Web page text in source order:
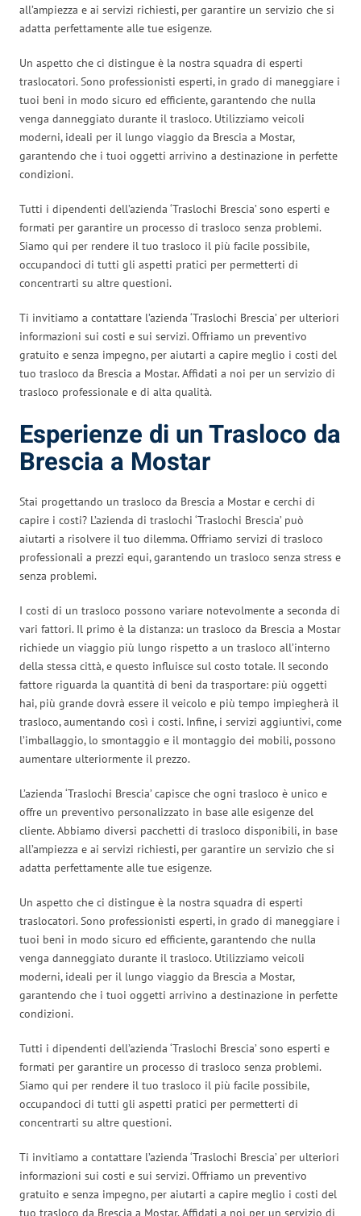
all’ampiezza e ai servizi richiesti, per garantire un servizio che si
adatta perfettamente alle tue esigenze.
Un aspetto che ci distingue è la nostra squadra di esperti
traslocatori. Sono professionisti esperti, in grado di maneggiare i
tuoi beni in modo sicuro ed efficiente, garantendo che nulla
venga danneggiato durante il trasloco. Utilizziamo veicoli
moderni, ideali per il lungo viaggio da Brescia a Mostar,
garantendo che i tuoi oggetti arrivino a destinazione in perfette
condizioni.
Tutti i dipendenti dell’azienda ‘Traslochi Brescia’ sono esperti e
formati per garantire un processo di trasloco senza problemi.
Siamo qui per rendere il tuo trasloco il più facile possibile,
occupandoci di tutti gli aspetti pratici per permetterti di
concentrarti su altre questioni.
Ti invitiamo a contattare l’azienda ‘Traslochi Brescia’ per ulteriori
informazioni sui costi e sui servizi. Offriamo un preventivo
gratuito e senza impegno, per aiutarti a capire meglio i costi del
tuo trasloco da Brescia a Mostar. Affidati a noi per un servizio di
trasloco professionale e di alta qualità.
Esperienze di un Trasloco da
Brescia a Mostar
Stai progettando un trasloco da Brescia a Mostar e cerchi di
capire i costi? L’azienda di traslochi ‘Traslochi Brescia’ può
aiutarti a risolvere il tuo dilemma. Offriamo servizi di trasloco
professionali a prezzi equi, garantendo un trasloco senza stress e
senza problemi.
I costi di un trasloco possono variare notevolmente a seconda di
vari fattori. Il primo è la distanza: un trasloco da Brescia a Mostar
richiede un viaggio più lungo rispetto a un trasloco all’interno
della stessa città, e questo influisce sul costo totale. Il secondo
fattore riguarda la quantità di beni da trasportare: più oggetti
hai, più grande dovrà essere il veicolo e più tempo impiegherà il
trasloco, aumentando così i costi. Infine, i servizi aggiuntivi, come
l’imballaggio, lo smontaggio e il montaggio dei mobili, possono
aumentare ulteriormente il prezzo.
L’azienda ‘Traslochi Brescia’ capisce che ogni trasloco è unico e
offre un preventivo personalizzato in base alle esigenze del
cliente. Abbiamo diversi pacchetti di trasloco disponibili, in base
all’ampiezza e ai servizi richiesti, per garantire un servizio che si
adatta perfettamente alle tue esigenze.
Un aspetto che ci distingue è la nostra squadra di esperti
traslocatori. Sono professionisti esperti, in grado di maneggiare i
tuoi beni in modo sicuro ed efficiente, garantendo che nulla
venga danneggiato durante il trasloco. Utilizziamo veicoli
moderni, ideali per il lungo viaggio da Brescia a Mostar,
garantendo che i tuoi oggetti arrivino a destinazione in perfette
condizioni.
Tutti i dipendenti dell’azienda ‘Traslochi Brescia’ sono esperti e
formati per garantire un processo di trasloco senza problemi.
Siamo qui per rendere il tuo trasloco il più facile possibile,
occupandoci di tutti gli aspetti pratici per permetterti di
concentrarti su altre questioni.
Ti invitiamo a contattare l’azienda ‘Traslochi Brescia’ per ulteriori
informazioni sui costi e sui servizi. Offriamo un preventivo
gratuito e senza impegno, per aiutarti a capire meglio i costi del
tuo trasloco da Brescia a Mostar. Affidati a noi per un servizio di